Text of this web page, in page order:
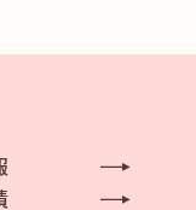
いたします。
ー